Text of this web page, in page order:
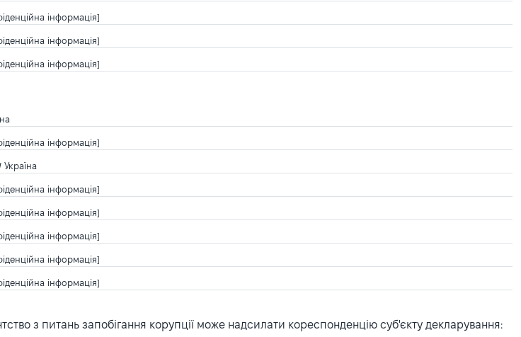
інформація]
інформація]
інформація]
інформація]
Україна
інформація]
інформація]
інформація]
інформація]
інформація]
з питань запобігання корупції може надсилати кореспонденцію суб'єкту декларування: